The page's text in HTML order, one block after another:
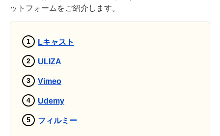
ットフォームをご紹介します。
Lキャスト
ULIZA
Vimeo
Udemy
フィルミー